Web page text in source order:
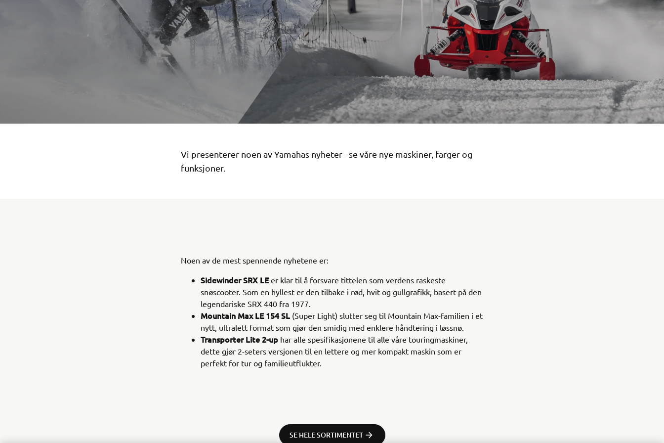
Vi presenterer noen av Yamahas nyheter - se våre nye maskiner, farger og
funksjoner.
Noen av de mest spennende nyhetene er:
Sidewinder SRX LEer klar til å forsvare tittelen som verdens raskeste
snøscooter. Som en hyllest er den tilbake i rød, hvit og gullgrafikk, basert på den
legendariske SRX 440 fra 1977.
Mountain Max LE 154 SL (Super Light) slutter seg til Mountain Max-familien i et
nytt, ultralett format som gjør den smidig med enklere håndtering i løssnø.
Transporter Lite 2-up har alle spesifikasjonene til alle våre touringmaskiner,
dette gjør 2-seters versjonen til en lettere og mer kompakt maskin som er
perfekt for tur og familieutflukter.
SE HELE SORTIMENTET